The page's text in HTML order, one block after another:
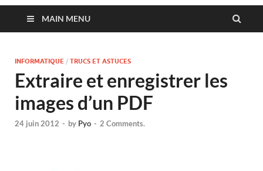
MAIN MENU
INFORMATIQUE / TRUCS ET ASTUCES
Extraire et enregistrer les
images d’un PDF
24 juin 2012 - by Pyo - 2 Comments.